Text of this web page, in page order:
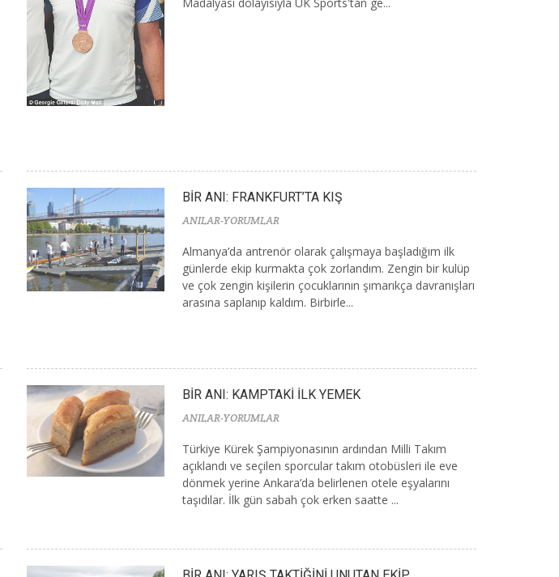
BİR ANI: FRANKFURT’TA KIŞ
ANILAR-YORUMLAR
Almanya’da antrenör olarak çalışmaya başladığım ilk
günlerde ekip kurmakta çok zorlandım. Zengin bir kulüp
ve çok zengin kişilerin çocuklarının şımarıkça davranışları
arasına saplanıp kaldım. Birbirle...
BİR ANI: KAMPTAKİ İLK YEMEK
ANILAR-YORUMLAR
Türkiye Kürek Şampiyonasının ardından Milli Takım
açıklandı ve seçilen sporcular takım otobüsleri ile eve
dönmek yerine Ankara’da belirlenen otele eşyalarını
taşıdılar. İlk gün sabah çok erken saatte ...